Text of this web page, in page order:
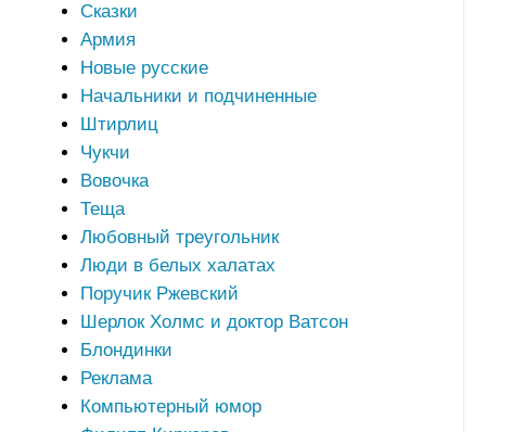
Сказки
Армия
Новые русские
Начальники и подчиненные
Штирлиц
Чукчи
Вовочка
Теща
Любовный треугольник
Люди в белых халатах
Поручик Ржевский
Шерлок Холмс и доктор Ватсон
Блондинки
Реклама
Компьютерный юмор